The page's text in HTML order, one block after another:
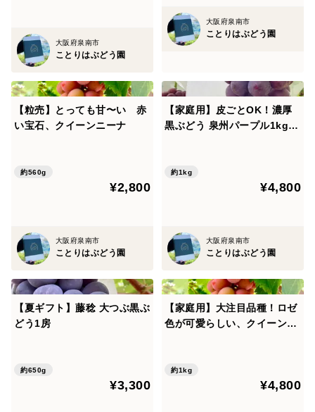
大阪府泉南市
ことりはぶどう園
大阪府泉南市
ことりはぶどう園
【粒売】とっても甘〜い 赤
い宝石、クイーンニーナ
約560g
¥2,800
大阪府泉南市
ことりはぶどう園
【家庭用】皮ごとOK！濃厚
黒ぶどう 泉州パープル1kg(2
約1kg
¥4,800
大阪府泉南市
ことりはぶどう園
【夏ギフト】藤稔 大つぶ黒ぶ
どう1房
約650g
¥3,300
【家庭用】大注目品種！ロゼ
色が可愛らしい、クイーンニ
約1kg
¥4,800